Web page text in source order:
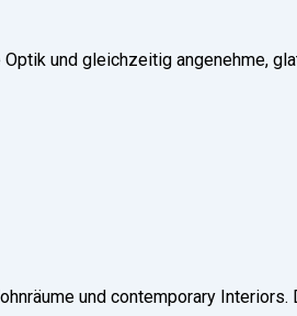
und gleichzeitig angenehme,
und contemporary